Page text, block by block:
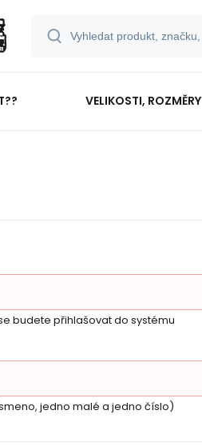
VELIKOSTI, ROZMĚRY
budete přihlašovat do systému
jedno malé a jedno číslo)